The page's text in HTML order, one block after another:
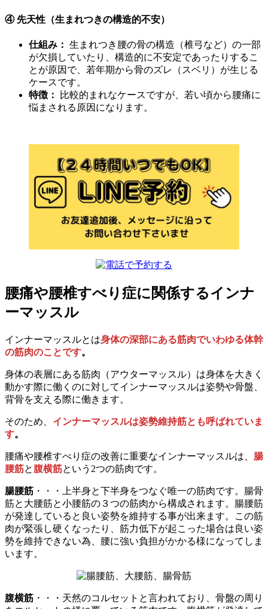
④ 先天性（生まれつきの構造的不安）
仕組み： 生まれつき腰の骨の構造（椎弓など）の一部
が欠損していたり、構造的に不安定であったりするこ
とが原因で、若年期から骨のズレ（スベリ）が生じる
ケースです。
特徴：
比較的まれなケースですが、若い頃から腰痛に
悩まされる原因になります。
腰痛や腰椎すべり症に関係するインナ
ーマッスル
インナーマッスルとは身体の深部にある筋肉でいわゆる体幹
の筋肉のことです。
身体の表層にある筋肉（アウターマッスル）は身体を大きく
動かす際に働くのに対してインナーマッスルは姿勢や骨盤、
背骨を支える際に働きます。
そのため、 インナーマッスルは姿勢維持筋とも呼ばれていま
す。
腰痛や腰椎すべり症の改善に重要なインナーマッスルは、 腸
腰筋と 腹横筋という2つの筋肉です。
腸腰筋 ・・・上半身と下半身をつなぐ唯一の筋肉です。腸骨
筋と大腰筋と小腰筋の３つの筋肉から構成されます。腸腰筋
が発達していると良い姿勢を維持する事が出来ます。この筋
肉が緊張し硬くなったり、筋力低下が起こった場合は良い姿
勢を維持できない為、腰に強い負担がかかる様になってしま
います。
腹横筋 ・・・天然のコルセットと言われており、骨盤の周り